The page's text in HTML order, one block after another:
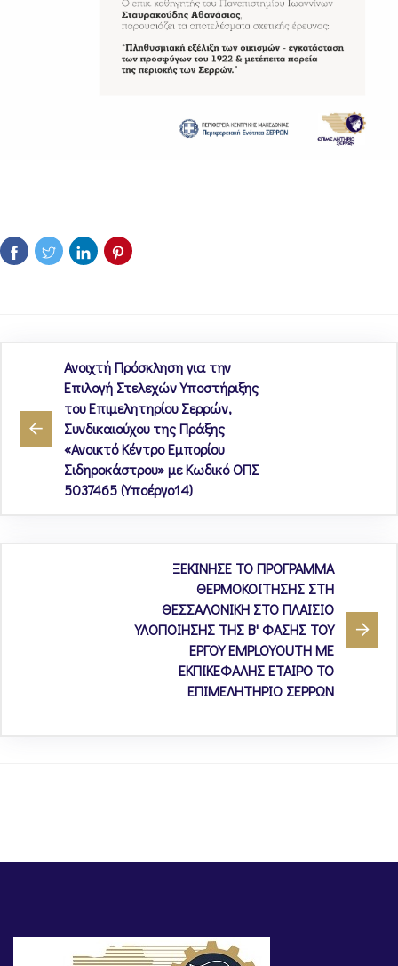
Ανοιχτή Πρόσκληση για την
Επιλογή Στελεχών Υποστήριξης
του Επιμελητηρίου Σερρών,
Συνδικαιούχου της Πράξης
«Ανοικτό Κέντρο Εμπορίου
Σιδηροκάστρου» με Κωδικό ΟΠΣ
5037465 (Υποέργο14)
ΞΕΚΙΝΗΣΕ ΤΟ ΠΡΟΓΡΑΜΜΑ
ΘΕΡΜΟΚΟΙΤΗΣΗΣ ΣΤΗ
ΘΕΣΣΑΛΟΝΙΚΗ ΣΤΟ ΠΛΑΙΣΙΟ
ΥΛΟΠΟΙΗΣΗΣ ΤΗΣ Β' ΦΑΣΗΣ ΤΟΥ
ΕΡΓΟΥ EMPLOYOUTH ΜΕ
ΕΚΠΙΚΕΦΑΛΗΣ ΕΤΑΙΡΟ ΤΟ
ΕΠΙΜΕΛΗΤΗΡΙΟ ΣΕΡΡΩΝ